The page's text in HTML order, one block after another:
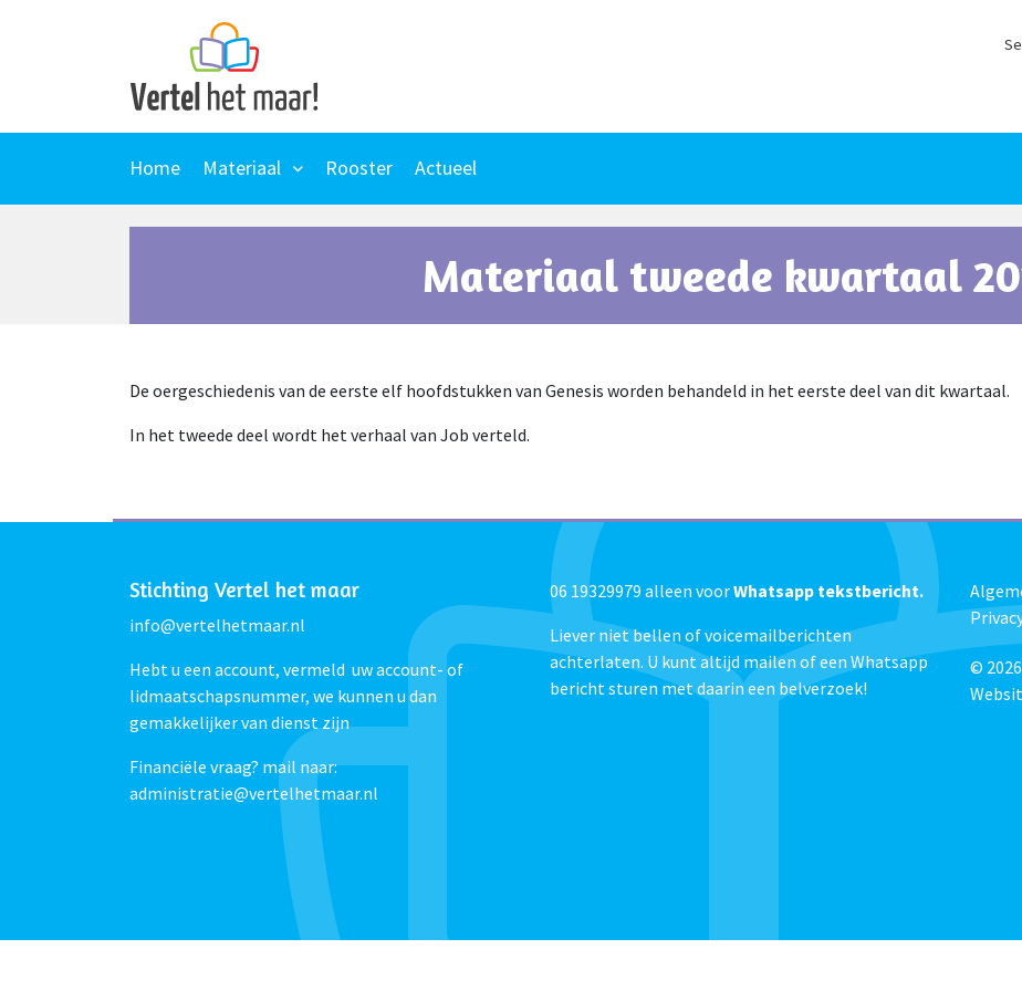
Home Materiaal Rooster Actueel
Materiaal tweede kwartaal
De oergeschiedenis van de eerste elf hoofdstukken van Genesis worden behandeld in het eerste deel van dit kwartaal.
In het tweede deel wordt het verhaal van Job verteld.
Stichting Vertel het maar
info@vertelhetmaar.nl
Hebt u een account, vermeld uw account- of
lidmaatschapsnummer, we kunnen u dan
gemakkelijker van dienst zijn
Financiële vraag? mail naar:
administratie@vertelhetmaar.nl
06 19329979 alleen voorWhatsapp tekstbericht.
Liever niet bellen of voicemailberichten
achterlaten. U kunt altijd mailen of een Whatsapp
bericht sturen met daarin een belverzoek!
© 2026